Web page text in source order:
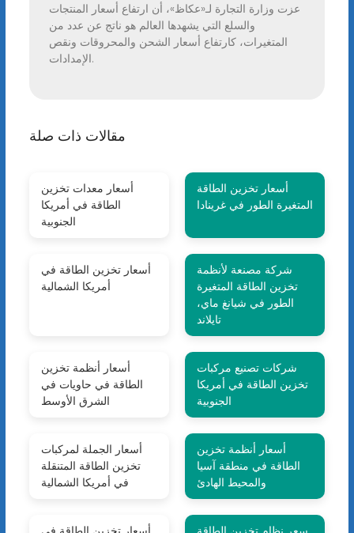
عزت وزارة التجارة لـ«عكاظ»، أن ارتفاع أسعار المنتجات
والسلع التي يشهدها العالم هو ناتج عن عدد من
المتغيرات، كارتفاع أسعار الشحن والمحروقات ونقص
الإمدادات.
مقالات ذات صلة
أسعار معدات تخزين
الطاقة في أمريكا
الجنوبية
أسعار تخزين الطاقة
المتغيرة الطور في غرينادا
أسعار تخزين الطاقة في
أمريكا الشمالية
شركة مصنعة لأنظمة
تخزين الطاقة المتغيرة
الطور في شيانغ ماي،
تايلاند
أسعار أنظمة تخزين
الطاقة في حاويات في
الشرق الأوسط
شركات تصنيع مركبات
تخزين الطاقة في أمريكا
الجنوبية
أسعار الجملة لمركبات
تخزين الطاقة المتنقلة
في أمريكا الشمالية
أسعار أنظمة تخزين
الطاقة في منطقة آسيا
والمحيط الهادئ